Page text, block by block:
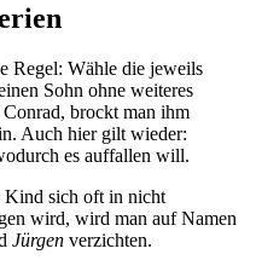
Regel: Wähle die jeweils
Sohn ohne weiteres
brockt man ihm
Auch hier gilt wieder:
es auffallen will.
Kind sich oft in nicht
wird, wird man auf Namen
Jürgen verzichten.